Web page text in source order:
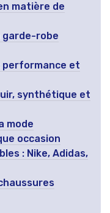
matière de
garde-robe
performance et
synthétique et
mode
occasion
: Nike, Adidas,